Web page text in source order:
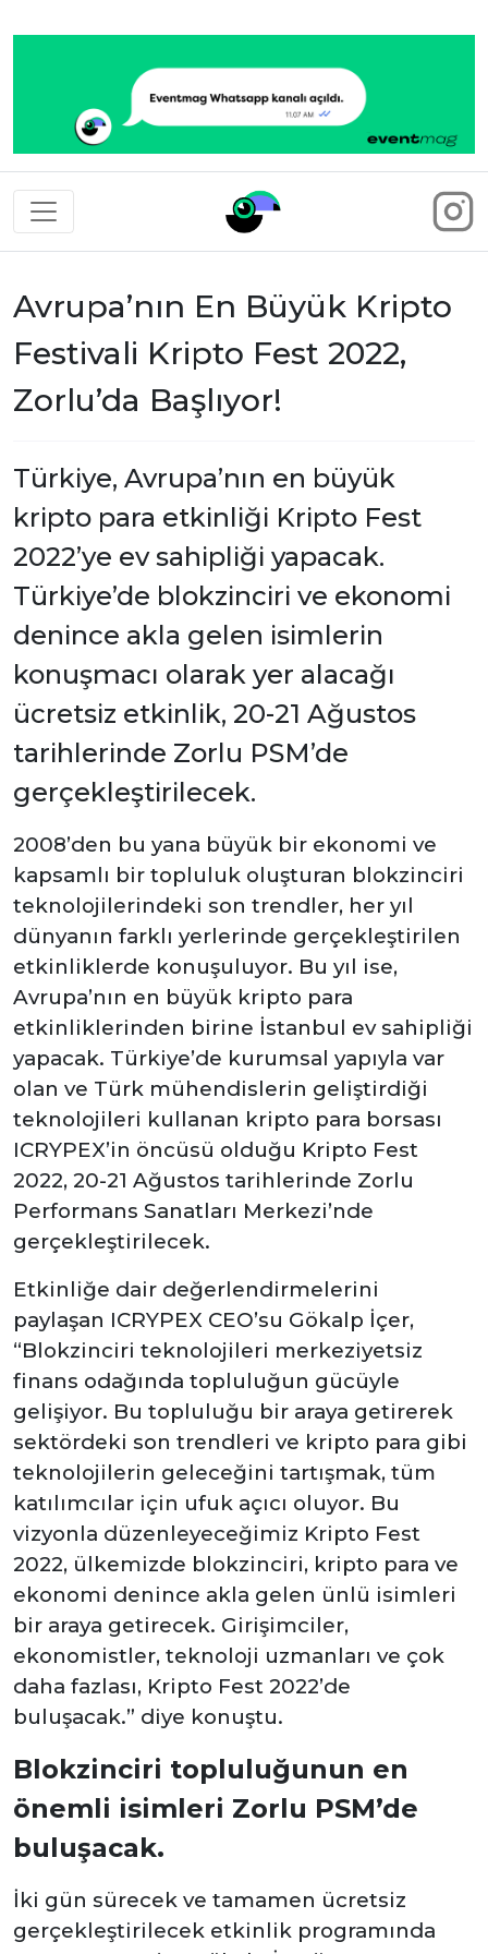
Eventmag
Avrupa’nın En Büyük Kripto
Festivali Kripto Fest 2022,
Zorlu’da Başlıyor!
Türkiye, Avrupa’nın en büyük
kripto para etkinliği Kripto Fest
2022’ye ev sahipliği yapacak.
Türkiye’de blokzinciri ve ekonomi
denince akla gelen isimlerin
konuşmacı olarak yer alacağı
ücretsiz etkinlik, 20-21 Ağustos
tarihlerinde Zorlu PSM’de
gerçekleştirilecek.
2008’den bu yana büyük bir ekonomi ve
kapsamlı bir topluluk oluşturan blokzinciri
teknolojilerindeki son trendler, her yıl
dünyanın farklı yerlerinde gerçekleştirilen
etkinliklerde konuşuluyor. Bu yıl ise,
Avrupa’nın en büyük kripto para
etkinliklerinden birine İstanbul ev sahipliği
yapacak. Türkiye’de kurumsal yapıyla var
olan ve Türk mühendislerin geliştirdiği
teknolojileri kullanan kripto para borsası
ICRYPEX’in öncüsü olduğu Kripto Fest
2022, 20-21 Ağustos tarihlerinde Zorlu
Performans Sanatları Merkezi’nde
gerçekleştirilecek.
Etkinliğe dair değerlendirmelerini
paylaşan ICRYPEX CEO’su Gökalp İçer,
“Blokzinciri teknolojileri merkeziyetsiz
finans odağında topluluğun gücüyle
gelişiyor. Bu topluluğu bir araya getirerek
sektördeki son trendleri ve kripto para gibi
teknolojilerin geleceğini tartışmak, tüm
katılımcılar için ufuk açıcı oluyor. Bu
vizyonla düzenleyeceğimiz Kripto Fest
2022, ülkemizde blokzinciri, kripto para ve
ekonomi denince akla gelen ünlü isimleri
bir araya getirecek. Girişimciler,
ekonomistler, teknoloji uzmanları ve çok
daha fazlası, Kripto Fest 2022’de
buluşacak.” diye konuştu.
Blokzinciri topluluğunun en
önemli isimleri Zorlu PSM’de
buluşacak.
İki gün sürecek ve tamamen ücretsiz
gerçekleştirilecek etkinlik programında